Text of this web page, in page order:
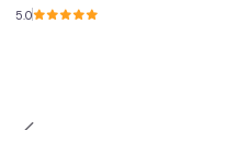
5.0